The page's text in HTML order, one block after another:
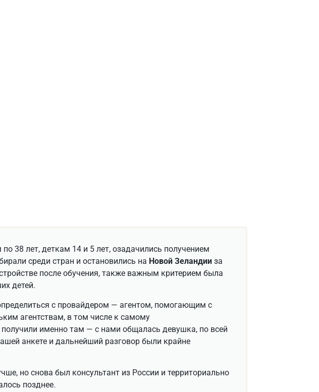
38 лет, деткам 14 и 5 лет, озадачились получением
среди стран и остановились на Новой Зеландии за
после обучения, также важным критерием была
детей.
с провайдером — агентом, помогающим с
агентствам, в том числе к самому
именно там — с нами общалась девушка, по всей
анкете и дальнейший разговор были крайне
но снова был консультант из России и территориально
позднее.